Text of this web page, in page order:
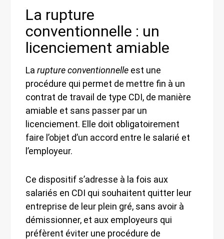
La rupture
conventionnelle : un
licenciement amiable
La rupture conventionnelle est une
procédure qui permet de mettre fin à un
contrat de travail de type CDI, de manière
amiable et sans passer par un
licenciement. Elle doit obligatoirement
faire l’objet d’un accord entre le salarié et
l’employeur.
Ce dispositif s’adresse à la fois aux
salariés en CDI qui souhaitent quitter leur
entreprise de leur plein gré, sans avoir à
démissionner, et aux employeurs qui
préfèrent éviter une procédure de